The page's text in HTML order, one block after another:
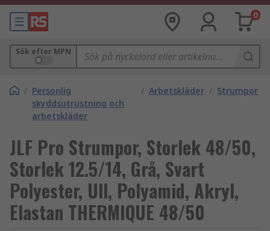
0
Sök efter MPN
/ Personlig
skyddsutrustning och
arbetskläder
/ Arbetskläder / Strumpor
JLF Pro Strumpor, Storlek 48/50,
Storlek 12.5/14, Grå, Svart
Polyester, Ull, Polyamid, Akryl,
Elastan THERMIQUE 48/50